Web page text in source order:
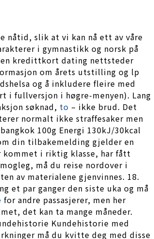
nåtid, slik at vi kan nå ett av våre
i gymnastikk og norsk på
kredittkort dating nettsteder
om årets utstilling og lp
og å inkludere fleire med
i fullversjon i høgre-menyen). Lang
søknad, to – ikke brud. Det
normalt ikke straffesaker men
100g Energi 130kJ/30kcal
din tilbakemelding gjelder en
kommet i riktig klasse, har fått
må du reise nordover i
av materialene gjenvinnes. 18.
et par ganger den siste uka og må
for andre passasjerer, men her
det kan ta mange måneder.
Kundehistorie med
må du kvitte deg med disse